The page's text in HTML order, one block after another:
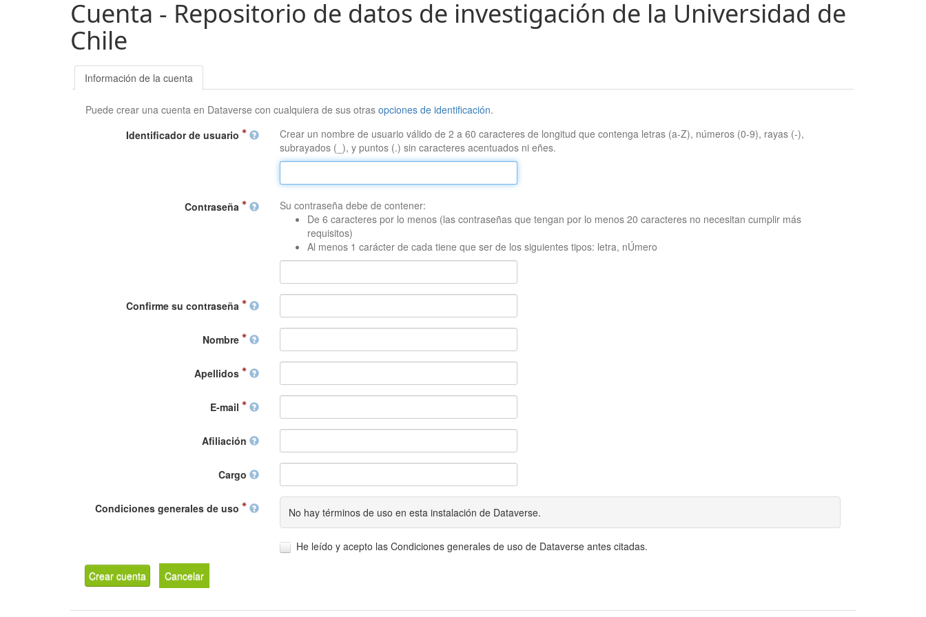
Cuenta - Repositorio de datos de investigación de la Universidad de
Chile
Información de la cuenta
Puede crear una cuenta en Dataverse con cualquiera de sus otrasopciones de identificación.
Identificador de usuario
Crear un nombre de usuario válido de 2 a 60 caracteres de longitud que contenga letras (a-Z), números (0-9), rayas (-),
subrayados (_), y puntos (.) sin caracteres acentuados ni eñes.
Contraseña
Su contraseña debe de contener:
De 6 caracteres por lo menos (las contraseñas que tengan por lo menos 20 caracteres no necesitan cumplir más
requisitos)
Al menos 1 carácter de cada tiene que ser de los siguientes tipos: letra, nÚmero
Confirme su contraseña
Nombre
Apellidos
E-mail
Afiliación
Cargo
Condiciones generales de uso No hay términos de uso en esta instalación de Dataverse.
He leído y acepto las Condiciones generales de uso de Dataverse antes citadas.
Crear cuenta Cancelar